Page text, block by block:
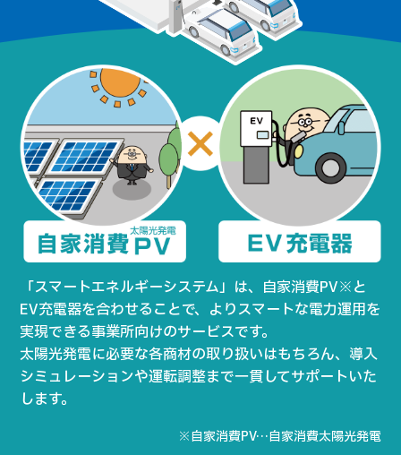
「スマートエネルギーシステム」は、自家消費PV※と
EV充電器を合わせることで、よりスマートな電力運用を
実現できる事業所向けのサービスです。
太陽光発電に必要な各商材の取り扱いはもちろん、導入
シミュレーションや運転調整まで一貫してサポートいた
します。
※自家消費PV…自家消費太陽光発電